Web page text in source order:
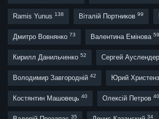
Ramis Yunus 138 Віталій Портников 99
Дмитро Вовнянко 73 Валентина Емінова 59
Кирилл Данильченко 52 Сергей Ауслендер
Володимир Завгородній 42 Юрий
Костянтин Машовець 40 Олексій Петров 40
35 34